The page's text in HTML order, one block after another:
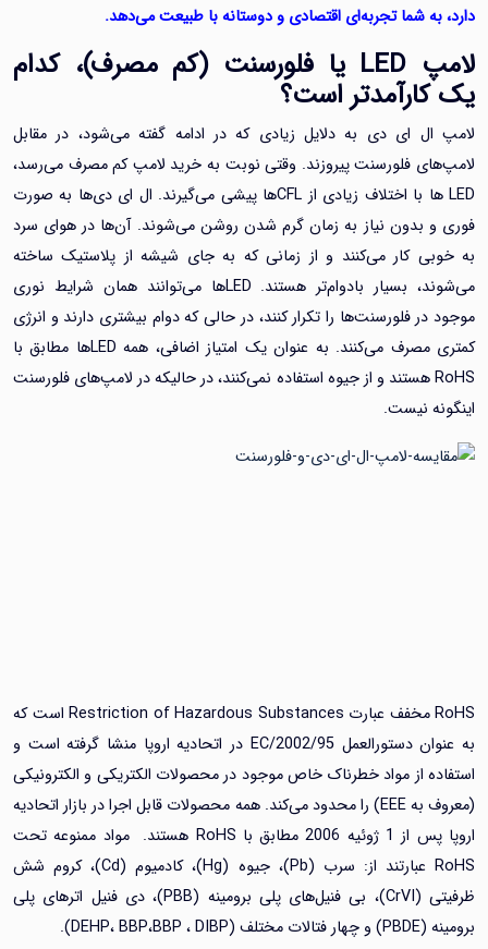
شما تجربه‌ای اقتصادی و دوستانه با طبیعت می‌دهد.
LED یا فلورسنت (کم مصرف)، کدام
است؟
ای دی به دلایل زیادی که در ادامه گفته می‌شود، در مقابل
فلورسنت پیروزند. وقتی نوبت به خرید لامپ کم مصرف می‌رسد،
LED ها با اختلاف زیادی از CFL‌ها پیشی می‌گیرند. ال ای دی‌ها به صورت
بدون نیاز به زمان گرم شدن روشن می‌شوند. آن‌ها در هوای سرد
کار می‌کنند و از زمانی که به جای شیشه از پلاستیک ساخته
می‌شوند، بسیار بادوام‌تر هستند. LED‌ها می‌توانند همان شرایط نوری
فلورسنت‌‌ها را تکرار کنند، در حالی که دوام بیشتری دارند و انرژی
کمتری مصرف می‌کنند. به عنوان یک امتیاز اضافی، همه LED‌ها مطابق با
RoHS هستند و از جیوه استفاده نمی‌کنند، در حالیکه در لامپ‌های فلورسنت
نیست.
RoHS مخفف عبارت Restriction of Hazardous Substances است که
به عنوان دستورالعمل 2002/95/EC در اتحادیه اروپا منشا گرفته است و
از مواد خطرناک خاص موجود در محصولات الکتریکی و الکترونیکی
(معروف به EEE) را محدود می‌کند. همه محصولات قابل اجرا در بازار اتحادیه
اروپا پس از 1 ژوئیه 2006 مطابق با RoHS هستند. مواد ممنوعه تحت
RoHS عبارتند از: سرب (Pb)، جیوه (Hg)، کادمیوم (Cd)، کروم شش
ظرفیتی (CrVI)، بی فنیل‌های پلی برومینه (PBB)، دی فنیل اترهای پلی